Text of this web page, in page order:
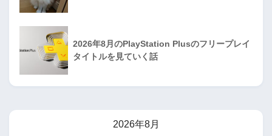
2026年8月のPlayStation Plusのフリープレイ
タイトルを見ていく話
2026年8月